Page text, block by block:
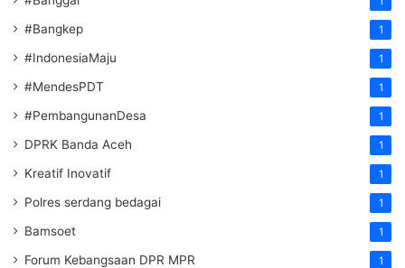
#Bangkep 1
#IndonesiaMaju 1
#MendesPDT 1
#PembangunanDesa 1
DPRK Banda Aceh 1
Kreatif Inovatif 1
Polres serdang bedagai 1
Bamsoet 1
Forum Kebangsaan DPR MPR 1